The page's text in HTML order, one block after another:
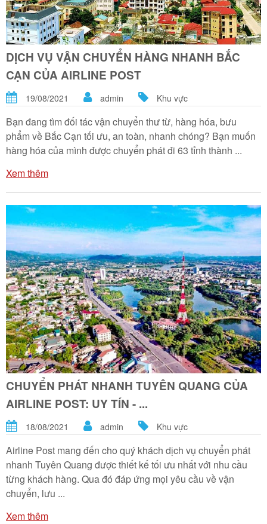
DỊCH VỤ VẬN CHUYỂN HÀNG NHANH BẮC
CẠN CỦA AIRLINE POST
19/08/2021 admin Khu vực
Bạn đang tìm đối tác vận chuyển thư từ, hàng hóa, bưu
phẩm về Bắc Cạn tối ưu, an toàn, nhanh chóng? Bạn muốn
hàng hóa của mình được chuyển phát đi 63 tỉnh thành ...
Xem thêm
CHUYỂN PHÁT NHANH TUYÊN QUANG CỦA
AIRLINE POST: UY TÍN - ...
18/08/2021 admin Khu vực
Airline Post mang đến cho quý khách dịch vụ chuyển phát
nhanh Tuyên Quang được thiết kế tối ưu nhất với nhu cầu
từng khách hàng. Qua đó đáp ứng mọi yêu cầu về vận
chuyển, lưu ...
Xem thêm